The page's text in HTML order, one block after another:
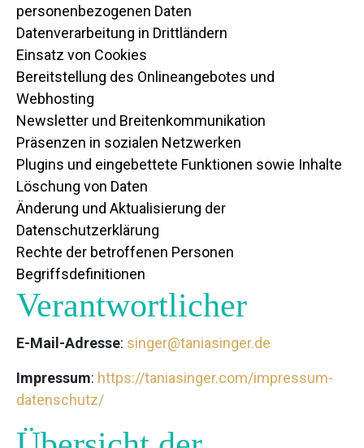
personenbezogenen Daten
Datenverarbeitung in Drittländern
Einsatz von Cookies
Bereitstellung des Onlineangebotes und
Webhosting
Newsletter und Breitenkommunikation
Präsenzen in sozialen Netzwerken
Plugins und eingebettete Funktionen sowie Inhalte
Löschung von Daten
Änderung und Aktualisierung der
Datenschutzerklärung
Rechte der betroffenen Personen
Begriffsdefinitionen
Verantwortlicher
E-Mail-Adresse: singer@taniasinger.de
Impressum: https://taniasinger.com/impressum-
datenschutz/